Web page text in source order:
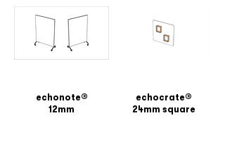
echonote®
12mm
echocrate®
24mm square